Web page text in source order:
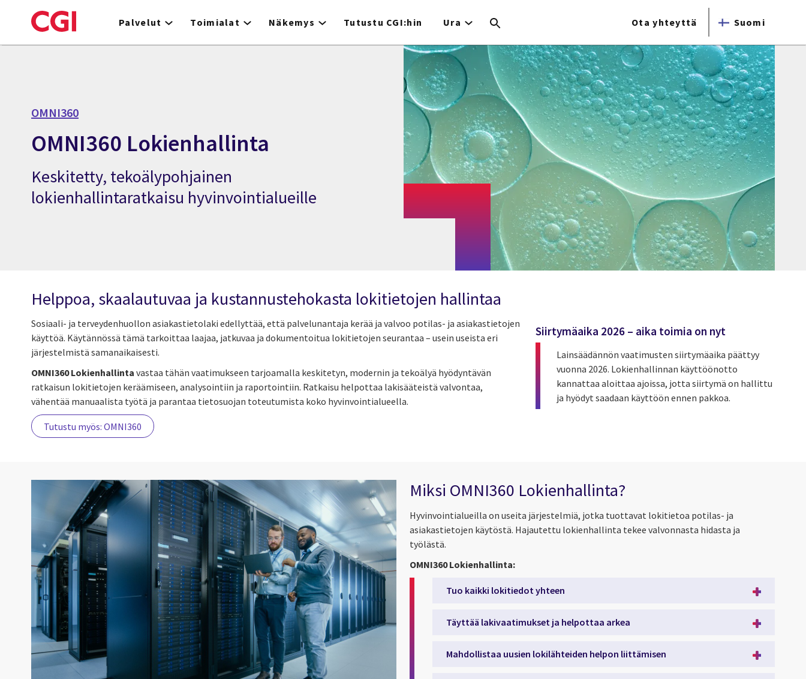
to
Palvelut Toimialat Näkemys Tutustu CGI:hin Ura Ota yhteyttä Suomi
OMNI360
OMNI360 Lokienhallinta
Keskitetty, tekoälypohjainen
lokienhallintaratkaisu hyvinvointialueille
Helppoa, skaalautuvaa ja kustannustehokasta lokitietojen hallintaa
Sosiaali- ja terveydenhuollon asiakastietolaki edellyttää, että palvelunantaja kerää ja valvoo potilas- ja asiakastietojen
käyttöä. Käytännössä tämä tarkoittaa laajaa, jatkuvaa ja dokumentoitua lokitietojen seurantaa – usein useista eri
järjestelmistä samanaikaisesti.
OMNI360 Lokienhallinta vastaa tähän vaatimukseen tarjoamalla keskitetyn, modernin ja tekoälyä hyödyntävän
ratkaisun lokitietojen keräämiseen, analysointiin ja raportointiin. Ratkaisu helpottaa lakisääteistä valvontaa,
vähentää manuaalista työtä ja parantaa tietosuojan toteutumista koko hyvinvointialueella.
Tutustu myös: OMNI360
Siirtymäaika 2026 – aika toimia on nyt
Lainsäädännön vaatimusten siirtymäaika päättyy
vuonna 2026. Lokienhallinnan käyttöönotto
kannattaa aloittaa ajoissa, jotta siirtymä on hallittu
ja hyödyt saadaan käyttöön ennen pakkoa.
Miksi OMNI360 Lokienhallinta?
Hyvinvointialueilla on useita järjestelmiä, jotka tuottavat lokitietoa potilas- ja
asiakastietojen käytöstä. Hajautettu lokienhallinta tekee valvonnasta hidasta ja
työlästä.
OMNI360 Lokienhallinta:
Tuo kaikki lokitiedot yhteen
Täyttää lakivaatimukset ja helpottaa arkea
Mahdollistaa uusien lokilähteiden helpon liittämisen